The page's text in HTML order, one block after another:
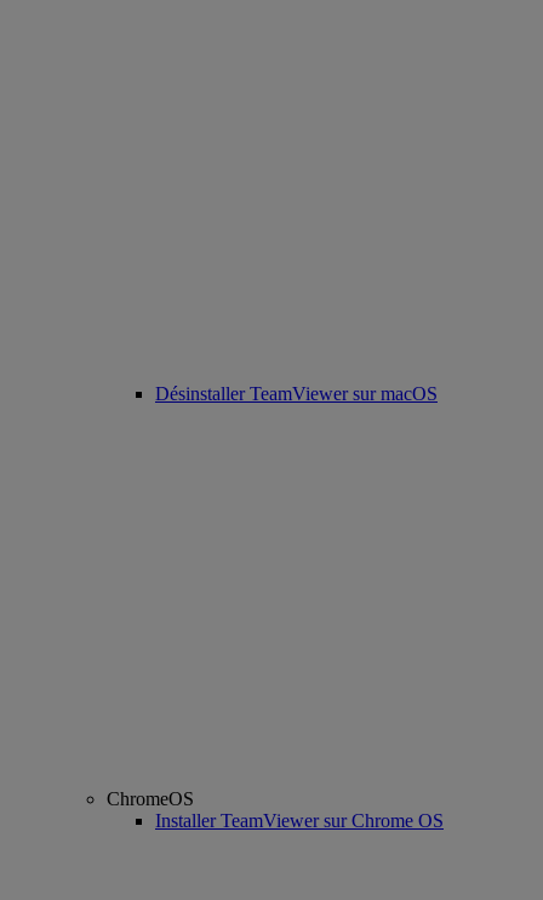
Désinstaller TeamViewer sur macOS
ChromeOS
Installer TeamViewer sur Chrome OS